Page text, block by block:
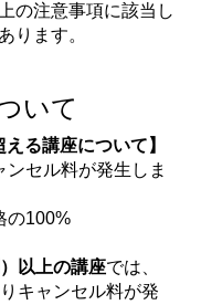
の注意事項に該当し
ります。
いて
る講座について】
セル料が発生しま
の100%
以上の講座では、
キャンセル料が発